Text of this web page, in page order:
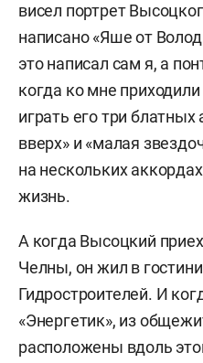
висел портрет
написано «Яше от
это написал сам я, а
когда ко мне
играть его три
вверх» и «малая
на нескольких
жизнь.
А когда Высоцкий
Челны, он жил в
Гидростроителей. И
«Энергетик», из
расположены вдоль